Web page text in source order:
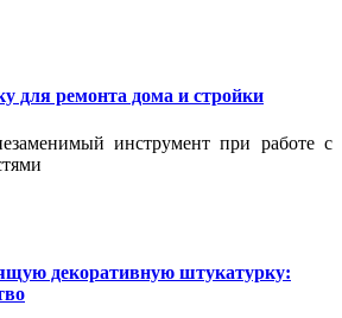
для ремонта дома и стройки
инструмент при работе с
декоративную штукатурку: